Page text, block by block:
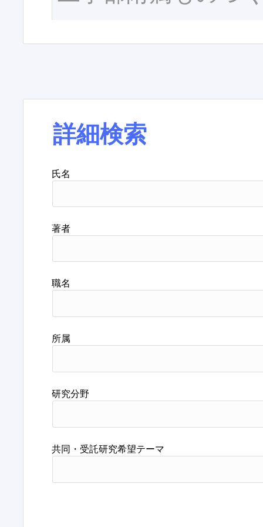
詳細検索
氏名
著者
職名
所属
研究分野
共同・受託研究希望テーマ